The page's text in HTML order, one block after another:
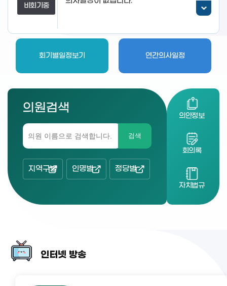
비회기중
회기별일정보기 연간의사일정
의원검색
검색
지역구별 인명별 정당별
의안정보
회의록
자치법규
인터넷 방송